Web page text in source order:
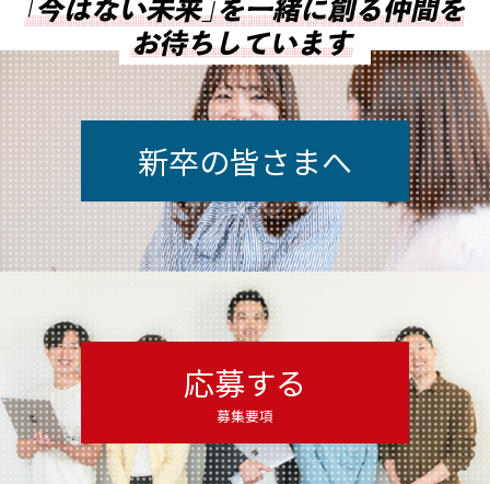
新卒の皆さまへ
応募する
募集要項